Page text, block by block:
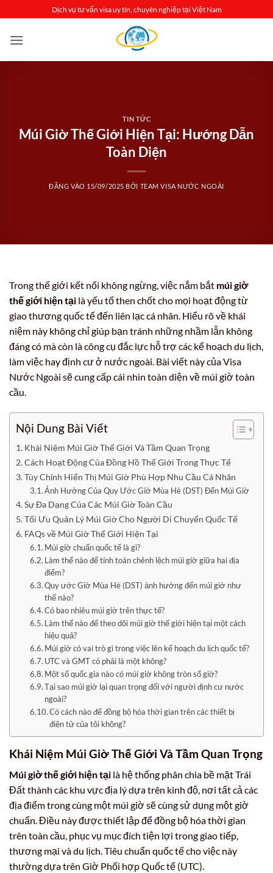
qua
nội
Dịch vụ tư vấn visa uy tín, chuyên nghiệp tại Việt Nam
TIN TỨC
Múi Giờ Thế Giới Hiện Tại: Hướng Dẫn
Toàn Diện
ĐĂNG VÀO 15/09/2025 BỞI TEAM VISA NƯỚC NGOÀI
Trong thế giới kết nối không ngừng, việc nắm bắt múi giờ
thế giới hiện tại là yếu tố then chốt cho mọi hoạt động từ
giao thương quốc tế đến liên lạc cá nhân. Hiểu rõ về khái
niệm này không chỉ giúp bạn tránh những nhầm lẫn không
đáng có mà còn là công cụ đắc lực hỗ trợ các kế hoạch du lịch,
làm việc hay định cư ở nước ngoài. Bài viết này của Visa
Nước Ngoài sẽ cung cấp cái nhìn toàn diện về múi giờ toàn
cầu.
Nội Dung Bài Viết
Khái Niệm Múi Giờ Thế Giới Và Tầm Quan Trọng
Cách Hoạt Động Của Đồng Hồ Thế Giới Trong Thực Tế
Tùy Chỉnh Hiển Thị Múi Giờ Phù Hợp Nhu Cầu Cá Nhân
Ảnh Hưởng Của Quy Ước Giờ Mùa Hè (DST) Đến Múi Giờ
Sự Đa Dạng Của Các Múi Giờ Toàn Cầu
Tối Ưu Quản Lý Múi Giờ Cho Người Di Chuyển Quốc Tế
FAQs về Múi Giờ Thế Giới Hiện Tại
Múi giờ chuẩn quốc tế là gì?
Làm thế nào để tính toán chênh lệch múi giờ giữa hai địa
điểm?
Quy ước Giờ Mùa Hè (DST) ảnh hưởng đến múi giờ như
thế nào?
Có bao nhiêu múi giờ trên thực tế?
Làm thế nào để theo dõi múi giờ thế giới hiện tại một cách
hiệu quả?
Múi giờ có vai trò gì trong việc lên kế hoạch du lịch quốc tế?
UTC và GMT có phải là một không?
Một số quốc gia nào có múi giờ không tròn số giờ?
Tại sao múi giờ lại quan trọng đối với người định cư nước
ngoài?
Có cách nào để đồng bộ hóa thời gian trên các thiết bị
điện tử của tôi không?
Khái Niệm Múi Giờ Thế Giới Và Tầm Quan Trọng
Múi giờ thế giới hiện tại là hệ thống phân chia bề mặt Trái
Đất thành các khu vực địa lý dựa trên kinh độ, nơi tất cả các
địa điểm trong cùng một múi giờ sẽ cùng sử dụng một giờ
chuẩn. Điều này được thiết lập để đồng bộ hóa thời gian
trên toàn cầu, phục vụ mục đích tiện lợi trong giao tiếp,
thương mại và du lịch. Tiêu chuẩn quốc tế cho việc này
thường dựa trên Giờ Phối hợp Quốc tế (UTC).